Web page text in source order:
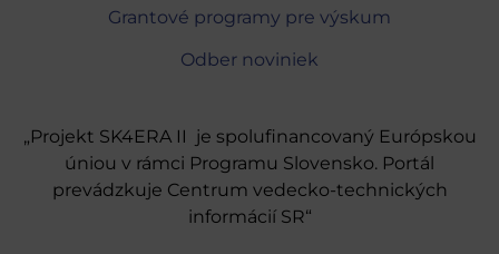
Grantové programy pre výskum
Odber noviniek
„Projekt SK4ERA II je spolufinancovaný Európskou
úniou v rámci Programu Slovensko. Portál
prevádzkuje Centrum vedecko-technických
informácií SR“